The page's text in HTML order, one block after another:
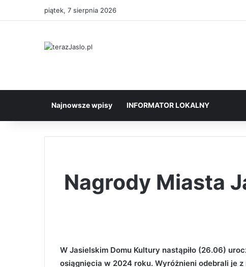
piątek, 7 sierpnia 2026
Najnowsze wpisy INFORMATOR LOKALNY
Nagrody Miasta
W Jasielskim Domu Kultury nastąpiło (26.06)
osiągnięcia w 2024 roku. Wyróżnieni odebrali je